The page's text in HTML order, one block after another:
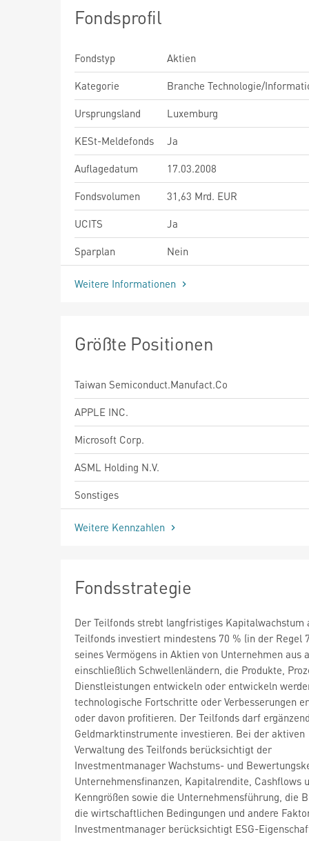
Fondsprofil
Fondstyp
Aktien
Kategorie
Branche Technologie/
Ursprungsland
Luxemburg
KESt-Meldefonds
Ja
Auflagedatum
17.03.2008
Fondsvolumen
31,63 Mrd. EUR
UCITS
Ja
Sparplan
Nein
Weitere Informationen
Größte Positionen
Taiwan Semiconduct.Manufact.Co
APPLE INC.
Microsoft Corp.
ASML Holding N.V.
Sonstiges
Weitere Kennzahlen
Fondsstrategie
Der Teilfonds strebt langfristiges Kapitalwachstum
Teilfonds investiert mindestens 70 % (in der Regel
seines Vermögens in Aktien von Unternehmen aus
einschließlich Schwellenländern, die Produkte,
Dienstleistungen entwickeln oder entwickeln
technologische Fortschritte oder Verbesserungen
oder davon profitieren. Der Teilfonds darf
Geldmarktinstrumente investieren. Bei der aktiven
Verwaltung des Teilfonds berücksichtigt der
Investmentmanager Wachstums- und
Unternehmensfinanzen, Kapitalrendite, Cashflows
Kenngrößen sowie die Unternehmensführung, die
die wirtschaftlichen Bedingungen und andere
Investmentmanager berücksichtigt ESG-